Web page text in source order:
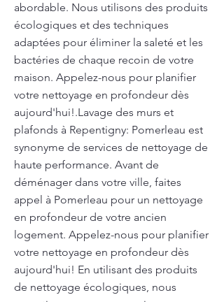
abordable. Nous utilisons des produits
écologiques et des techniques
adaptées pour éliminer la saleté et les
bactéries de chaque recoin de votre
maison. Appelez-nous pour planifier
votre nettoyage en profondeur dès
aujourd'hui!.Lavage des murs et
plafonds à Repentigny: Pomerleau est
synonyme de services de nettoyage de
haute performance. Avant de
déménager dans votre ville, faites
appel à Pomerleau pour un nettoyage
en profondeur de votre ancien
logement. Appelez-nous pour planifier
votre nettoyage en profondeur dès
aujourd'hui! En utilisant des produits
de nettoyage écologiques, nous